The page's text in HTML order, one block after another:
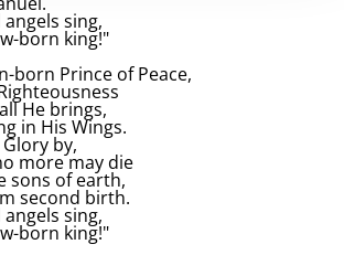
sing,
born king!"
born Prince of Peace,
He brings,
in His Wings.
by,
more may die
sons of earth,
second birth.
sing,
born king!"